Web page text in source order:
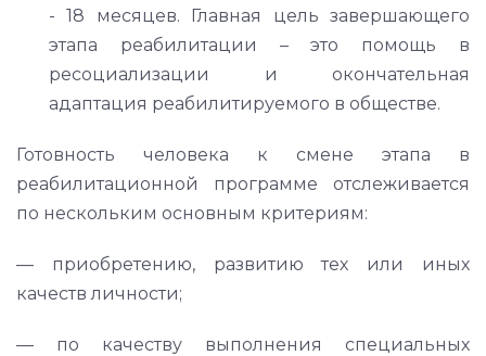
- 18 месяцев. Главная цель завершающего
этапа реабилитации – это помощь в
ресоциализации и окончательная
адаптация реабилитируемого в обществе.
Готовность человека к смене этапа в
реабилитационной программе отслеживается
по нескольким основным критериям:
— приобретению, развитию тех или иных
качеств личности;
— по качеству выполнения специальных